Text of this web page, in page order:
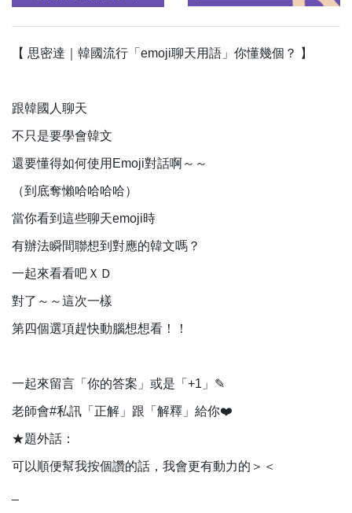
【 思密達｜韓國流行「emoji聊天用語」你懂幾個？ 】
跟韓國人聊天
不只是要學會韓文
還要懂得如何使用Emoji對話啊～～
（到底奪懶哈哈哈哈）
當你看到這些聊天emoji時
有辦法瞬間聯想到對應的韓文嗎？
一起來看看吧ＸＤ
對了～～這次一樣
第四個選項趕快動腦想想看！！
一起來留言「你的答案」或是「+1」✎⠀
老師會#私訊「正解」跟「解釋」給你❤️⠀
★題外話：⠀
可以順便幫我按個讚的話，我會更有動力的＞＜